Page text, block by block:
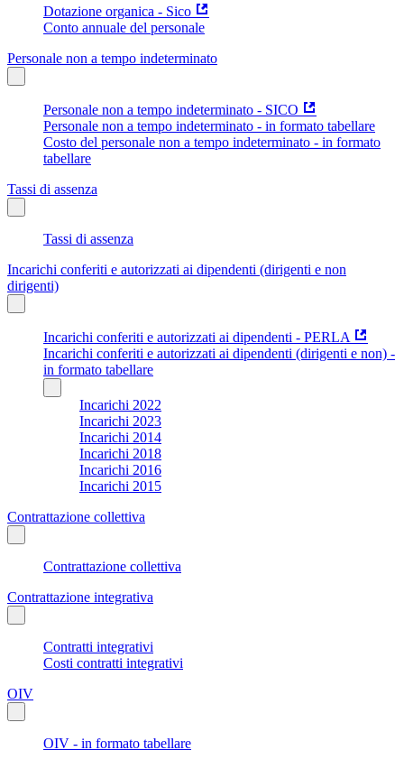
Dotazione organica - Sico
Conto annuale del personale
Personale non a tempo indeterminato
Personale non a tempo indeterminato - SICO
Personale non a tempo indeterminato - in formato tabellare
Costo del personale non a tempo indeterminato - in formato
tabellare
Tassi di assenza
Tassi di assenza
Incarichi conferiti e autorizzati ai dipendenti (dirigenti e non
dirigenti)
Incarichi conferiti e autorizzati ai dipendenti - PERLA
Incarichi conferiti e autorizzati ai dipendenti (dirigenti e non) -
in formato tabellare
Incarichi 2022
Incarichi 2023
Incarichi 2014
Incarichi 2018
Incarichi 2016
Incarichi 2015
Contrattazione collettiva
Contrattazione collettiva
Contrattazione integrativa
Contratti integrativi
Costi contratti integrativi
OIV
OIV - in formato tabellare